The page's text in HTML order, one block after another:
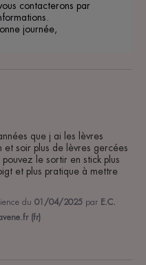
contacterons par
que j ai les lèvres
et soir plus de lèvres gercées
le sortir en stick plus
et plus pratique à mettre
du 01/04/2025 par E.C.
(fr)